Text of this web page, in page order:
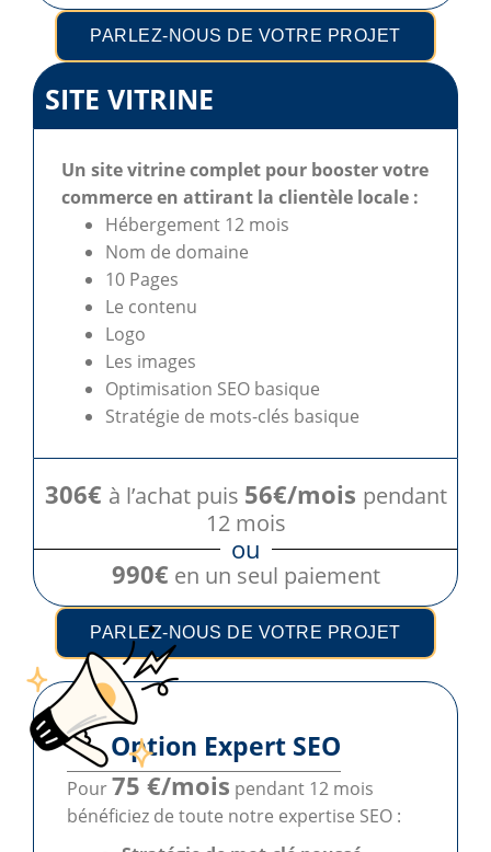
PARLEZ-NOUS DE VOTRE PROJET
SITE VITRINE
Un site vitrine complet pour booster votre
commerce en attirant la clientèle locale :
Hébergement 12 mois
Nom de domaine
10 Pages
Le contenu
Logo
Les images
Optimisation SEO basique
Stratégie de mots-clés basique
306€ à l’achat puis 56€/mois pendant
12 mois
ou
990€ en un seul paiement
PARLEZ-NOUS DE VOTRE PROJET
Option Expert SEO
Pour75 €/mois pendant 12 mois
bénéficiez de toute notre expertise SEO :